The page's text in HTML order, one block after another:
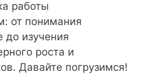
работы
от понимания
до изучения
роста и
Давайте погрузимся!